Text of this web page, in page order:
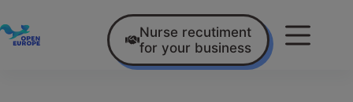
Nurse recutiment
for your business